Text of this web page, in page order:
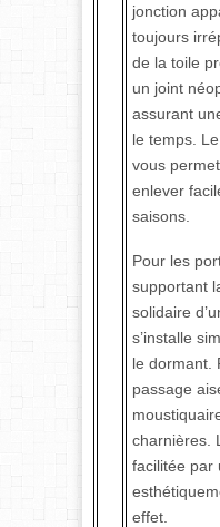
jonction
toujours
de la toile
un joint
assurant
le temps.
vous
enlever
saisons.
Pour les
supportant
solidaire
s’installe
le dormant.
passage
charnières.
facilitée par
effet.